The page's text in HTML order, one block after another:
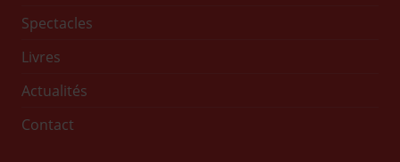
Spectacles
Livres
Actualités
Contact